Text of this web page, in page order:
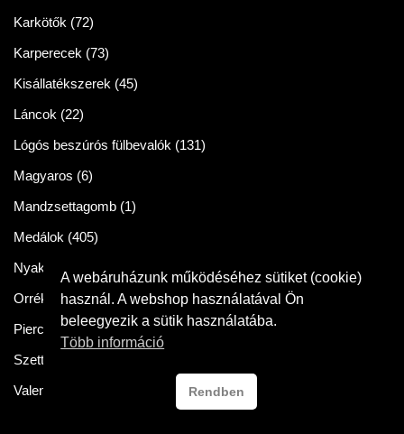
Karkötők (72)
Karperecek (73)
Kisállatékszerek (45)
Láncok (22)
Lógós beszúrós fülbevalók (131)
Magyaros (6)
Mandzsettagomb (1)
Medálok (405)
Nyakláncok
(86)
Orrékszer (2)
Piercingek (11)
Szettek
Valentin napra
A webáruházunk működéséhez sütiket (cookie)
használ. A webshop használatával Ön
beleegyezik a sütik használatába.
Több információ
Rendben